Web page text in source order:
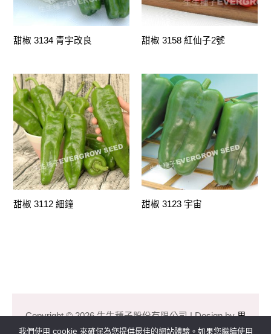
甜椒 3134 青宇改良 甜椒 3158 紅仙子2號
甜椒 3112 細鐘 甜椒 3123 宇宙
Copyright © 2026 生生種子股份有限公司 | Design by里
揚數位行銷
我們使用 cookie 來確保為您提供最佳的網站體驗。如果您繼續使用